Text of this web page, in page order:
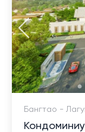
Бангтао -